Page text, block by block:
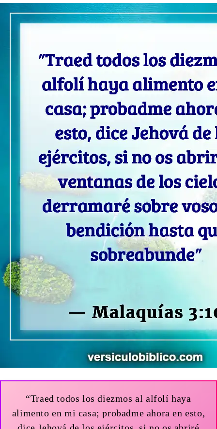
“Traed todos los diezmos al alfolí haya
alimento en mi casa; probadme ahora en esto,